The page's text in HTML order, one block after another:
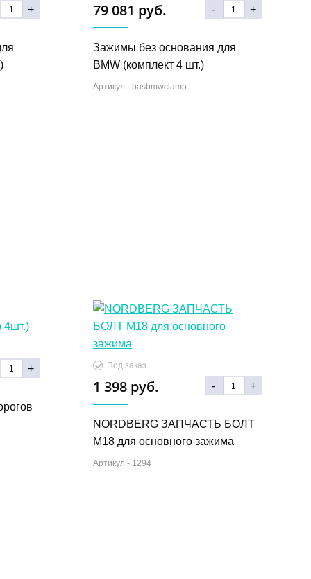
+ 79 081 руб. - +
Зажимы без основания для
BMW (комплект 4 шт.)
Артикул - basbmwclamp
+ Под заказ
1 398 руб. - +
NORDBERG ЗАПЧАСТЬ БОЛТ
M18 для основного зажима
Артикул - 1294